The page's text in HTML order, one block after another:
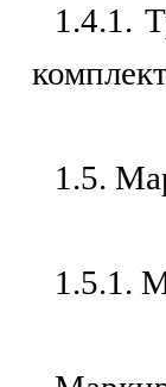
1.4.1.
1.5.
1.5.1.